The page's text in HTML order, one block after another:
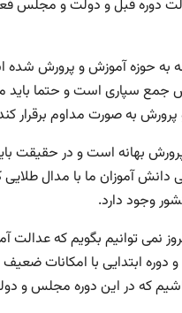
دوره قبل و دولت و مجلس
به حوزه آموزش و پرورش
سپاری است و حتما باید
به صورت مداوم برقرار کند
بهانه است و در حقیقت
دانش آموزان ما با مدال
وجود دارد.
نمی توانیم بگویم که عدالت
دوره ابتدایی با امکانات
که در این دوره مجلس